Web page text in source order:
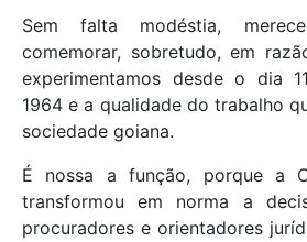
Sem falta modéstia,
comemorar, sobretudo, em
experimentamos desde o dia
1964 e a qualidade do trabalho
sociedade goiana.
É nossa a função, porque a
transformou em norma a
procuradores e orientadores